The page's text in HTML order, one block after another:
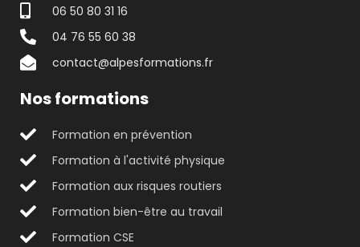
06 50 80 31 16
04 76 55 60 38
contact@alpesformations.fr
Nos formations
Formation en prévention
Formation à l'activité physique
Formation aux risques routiers
Formation bien-être au travail
Formation CSE